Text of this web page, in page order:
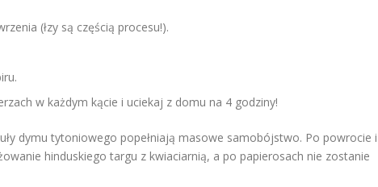
(łzy są częścią procesu!).
w każdym kącie i uciekaj z domu na 4 godziny!
dymu tytoniowego popełniają masowe samobójstwo. Po powrocie i
hinduskiego targu z kwiaciarnią, a po papierosach nie zostanie